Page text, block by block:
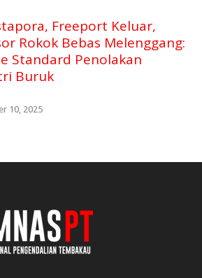
Freeport Keluar,
Rokok Bebas Melenggang:
Standard Penolakan
Buruk
10, 2025